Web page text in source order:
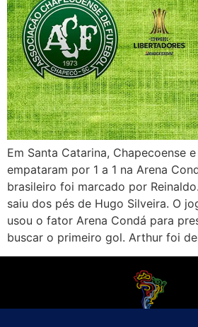
Em Santa Catarina, Chapecoense
empataram por 1 a 1 na Arena
brasileiro foi marcado por
saiu dos pés de Hugo Silveira. O
usou o fator Arena Condá para
buscar o primeiro gol. Arthur foi